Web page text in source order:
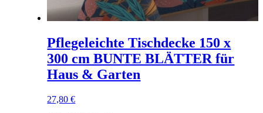
Pflegeleichte Tischdecke 150 x
300 cm BUNTE BLÄTTER für
Haus & Garten
27,80€